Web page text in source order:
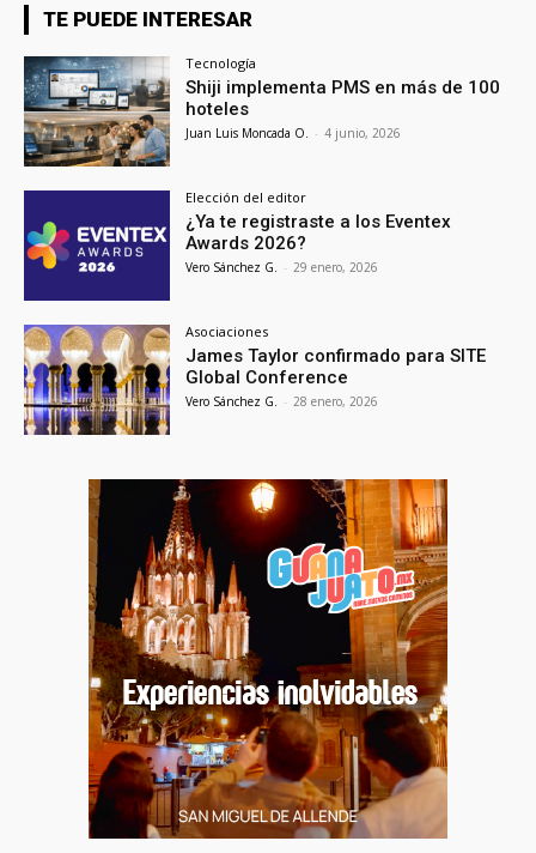
TE PUEDE INTERESAR
Tecnología
Shiji implementa PMS en más de 100
hoteles
Juan Luis Moncada O. - 4 junio, 2026
Elección del editor
¿Ya te registraste a los Eventex
Awards 2026?
Vero Sánchez G. - 29 enero, 2026
Asociaciones
James Taylor confirmado para SITE
Global Conference
Vero Sánchez G. - 28 enero, 2026